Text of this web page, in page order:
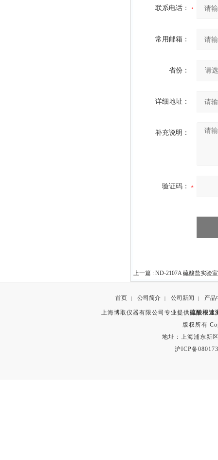
联系电话：
常用邮箱：
省份：
详细地址：
补充说明：
验证码：
上一篇 : ND-2107A 硫酸盐实验
首页 | 公司简介 | 公司新闻 | 产品
上海博取仪器有限公司专业提供硫酸根速
版权所有
地址：上海浦东新
沪ICP备